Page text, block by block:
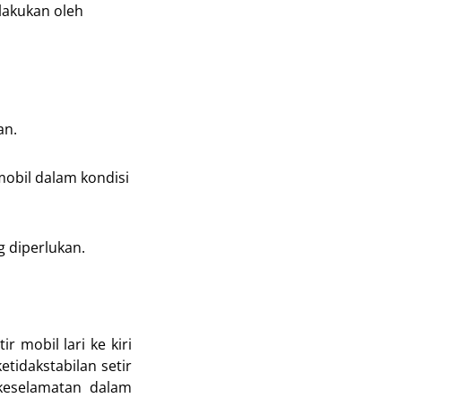
oleh
dalam kondisi
diperlukan.
mobil lari ke kiri
setir
dalam